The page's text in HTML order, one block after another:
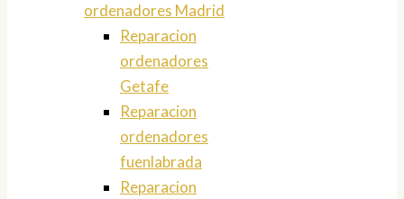
ordenadores Madrid
Reparacion
ordenadores
Getafe
Reparacion
ordenadores
fuenlabrada
Reparacion